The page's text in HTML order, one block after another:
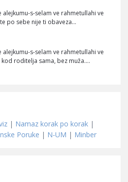
alejkumu-s-selam ve rahmetullahi ve
po sebe nije ti obaveza…
alejkumu-s-selam ve rahmetullahi ve
roditelja sama, bez muža.…
| Namaz korak po korak |
Poruke | N-UM | Minber